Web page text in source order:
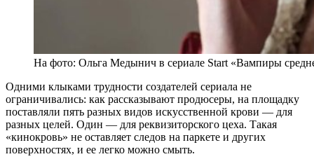
На фото: Ольга Медынич в сериале Start «Вампиры
Одними клыками трудности создателей сериала не
ограничивались: как рассказывают продюсеры, на площадку
поставляли пять разных видов искусственной крови — для
разных целей. Один — для реквизиторского цеха. Такая
«кинокровь» не оставляет следов на паркете и других
поверхностях, и ее легко можно смыть.